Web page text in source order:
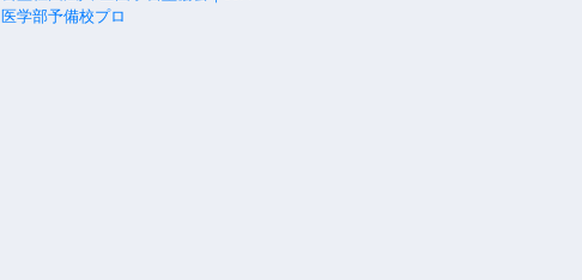
医学部予備校プロ